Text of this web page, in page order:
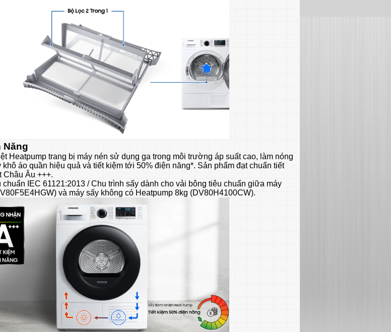
Năng
Heatpump trang bị máy nén sử dụng ga trong môi trường áp suất cao, làm nóng
khô áo quần hiệu quả và tiết kiệm tới 50% điện năng*. Sản phẩm đạt chuẩn tiết
Châu Âu +++.
IEC 61121:2013 / Chu trình sấy dành cho vải bông tiêu chuẩn giữa máy
và máy sấy không có Heatpump 8kg (DV80H4100CW).